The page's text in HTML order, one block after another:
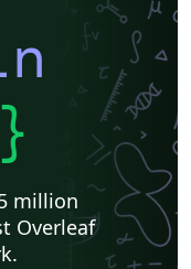
million
Overleaf